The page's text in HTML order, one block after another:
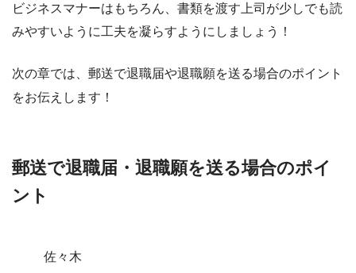
ビジネスマナーはもちろん、 書類を渡す上司が少しでも読
みやすいように工夫を凝らすようにしましょう！
次の章では、郵送で退職届や退職願を送る場合のポイント
をお伝えします！
郵送で退職届・退職願を送る場合のポイ
ント
佐々木